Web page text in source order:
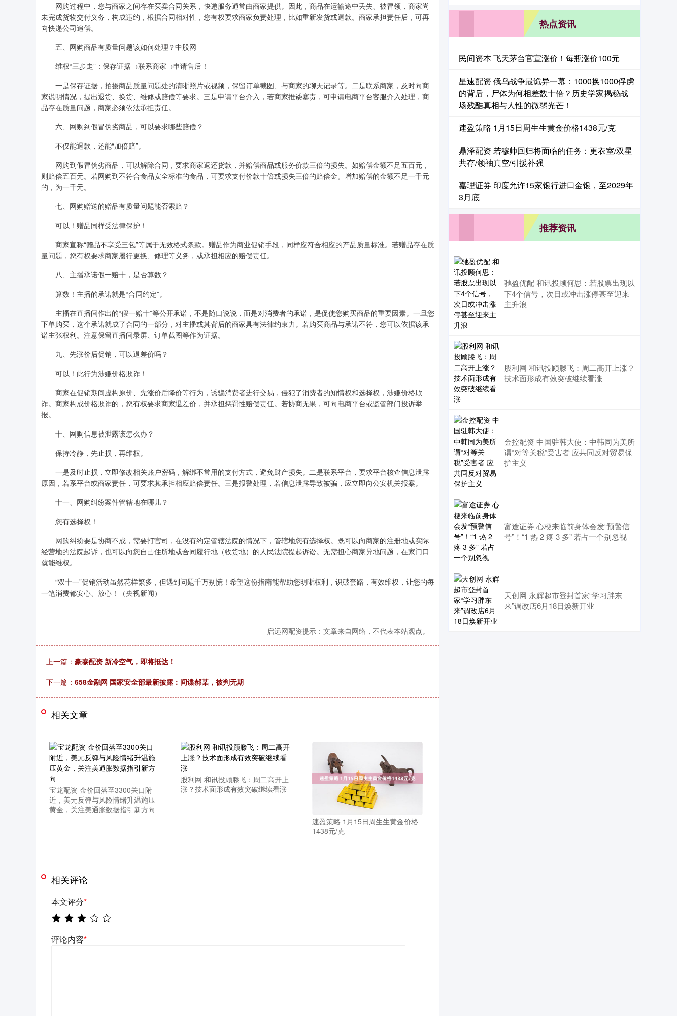
网购过程中，您与商家之间存在买卖合同关系，快递服务通常由商家提供。因此，商品在运输途中丢失、被冒领，商家尚
未完成货物交付义务，构成违约，根据合同相对性，您有权要求商家负责处理，比如重新发货或退款。商家承担责任后，可再
向快递公司追偿。
五、网购商品有质量问题该如何处理？中股网
维权“三步走”：保存证据→联系商家→申请售后！
一是保存证据，拍摄商品质量问题处的清晰照片或视频，保留订单截图、与商家的聊天记录等。二是联系商家，及时向商
家说明情况，提出退货、换货、维修或赔偿等要求。三是申请平台介入，若商家推诿塞责，可申请电商平台客服介入处理，商
品存在质量问题，商家必须依法承担责任。
六、网购到假冒伪劣商品，可以要求哪些赔偿？
不仅能退款，还能“加倍赔”。
网购到假冒伪劣商品，可以解除合同，要求商家返还货款，并赔偿商品或服务价款三倍的损失。如赔偿金额不足五百元，
则赔偿五百元。若网购到不符合食品安全标准的食品，可要求支付价款十倍或损失三倍的赔偿金。增加赔偿的金额不足一千元
的，为一千元。
七、网购赠送的赠品有质量问题能否索赔？
可以！赠品同样受法律保护！
商家宣称“赠品不享受三包”等属于无效格式条款。赠品作为商业促销手段，同样应符合相应的产品质量标准。若赠品存在质
量问题，您有权要求商家履行更换、修理等义务，或承担相应的赔偿责任。
八、主播承诺假一赔十，是否算数？
算数！主播的承诺就是“合同约定”。
主播在直播间作出的“假一赔十”等公开承诺，不是随口说说，而是对消费者的承诺，是促使您购买商品的重要因素。一旦您
下单购买，这个承诺就成了合同的一部分，对主播或其背后的商家具有法律约束力。若购买商品与承诺不符，您可以依据该承
诺主张权利。注意保留直播间录屏、订单截图等作为证据。
九、先涨价后促销，可以退差价吗？
可以！此行为涉嫌价格欺诈！
商家在促销期间虚构原价、先涨价后降价等行为，诱骗消费者进行交易，侵犯了消费者的知情权和选择权，涉嫌价格欺
诈。商家构成价格欺诈的，您有权要求商家退差价，并承担惩罚性赔偿责任。若协商无果，可向电商平台或监管部门投诉举
报。
十、网购信息被泄露该怎么办？
保持冷静，先止损，再维权。
一是及时止损，立即修改相关账户密码，解绑不常用的支付方式，避免财产损失。二是联系平台，要求平台核查信息泄露
原因，若系平台或商家责任，可要求其承担相应赔偿责任。三是报警处理，若信息泄露导致被骗，应立即向公安机关报案。
十一、网购纠纷案件管辖地在哪儿？
您有选择权！
网购纠纷要是协商不成，需要打官司，在没有约定管辖法院的情况下，管辖地您有选择权。既可以向商家的注册地或实际
经营地的法院起诉，也可以向您自己住所地或合同履行地（收货地）的人民法院提起诉讼。无需担心商家异地问题，在家门口
就能维权。
“双十一”促销活动虽然花样繁多，但遇到问题千万别慌！希望这份指南能帮助您明晰权利，识破套路，有效维权，让您的每
一笔消费都安心、放心！（央视新闻）
启远网配资提示：文章来自网络，不代表本站观点。
上一篇： 豪泰配资 新冷空气，即将抵达！
下一篇： 658金融网 国家安全部最新披露：间谍郝某，被判无期
相关文章
宝龙配资 金价回落至3300关口附
近，美元反弹与风险情绪升温施压
黄金，关注美通胀数据指引新方向
股利网 和讯投顾滕飞：周二高开上
涨？技术面形成有效突破继续看涨
速盈策略 1月15日周生生黄金价格
1438元/克
相关评论
本文评分*
评论内容*
热点资讯
民间资本 飞天茅台官宣涨价！每瓶涨价100元
星速配资 俄乌战争最诡异一幕：1000换1000俘虏
的背后，尸体为何相差数十倍？历史学家揭秘战
场残酷真相与人性的微弱光芒！
速盈策略 1月15日周生生黄金价格1438元/克
鼎泽配资 若穆帅回归将面临的任务：更衣室/双星
共存/领袖真空/引援补强
嘉理证券 印度允许15家银行进口金银，至2029年
3月底
推荐资讯
驰盈优配 和讯投顾何思：若股票出现以
下4个信号，次日或冲击涨停甚至迎来
主升浪
股利网 和讯投顾滕飞：周二高开上涨？
技术面形成有效突破继续看涨
金控配资 中国驻韩大使：中韩同为美所
谓“对等关税”受害者 应共同反对贸易保
护主义
富途证券 心梗来临前身体会发“预警信
号”！“1 热 2 疼 3 多” 若占一个别忽视
天创网 永辉超市登封首家“学习胖东
来”调改店6月18日焕新开业